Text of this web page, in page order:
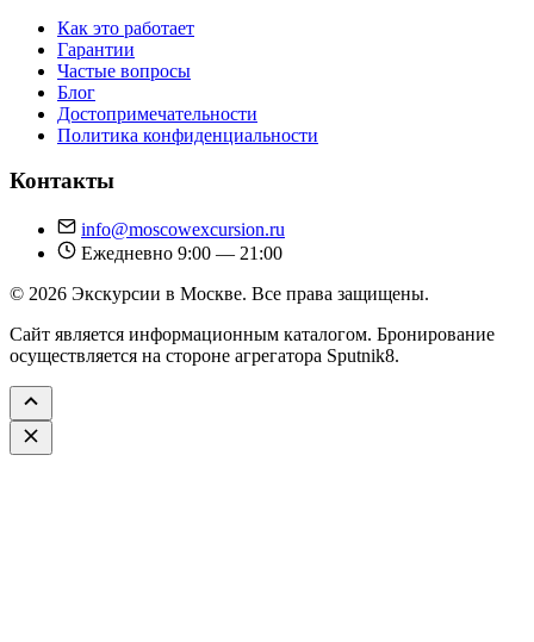
Как это работает
Гарантии
Частые вопросы
Блог
Достопримечательности
Политика конфиденциальности
Контакты
info@moscowexcursion.ru
Ежедневно 9:00 — 21:00
© 2026 Экскурсии в Москве. Все права защищены.
Сайт является информационным каталогом. Бронирование
осуществляется на стороне агрегатора Sputnik8.